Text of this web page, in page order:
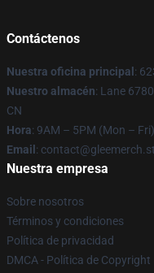
Contáctenos
Nuestra oficina principal :
Nuestro almacén: Lane
CN
Hora: 9AM – 5PM (Mon – Fri)
Email :
Nuestra empresa
Sobre nosotros
Términos y condiciones
Política de privacidad
DMCA - Política de Copyright